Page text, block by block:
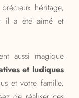
héritage,
il a été aimé et
aussi magique
et ludiques
et votre famille,